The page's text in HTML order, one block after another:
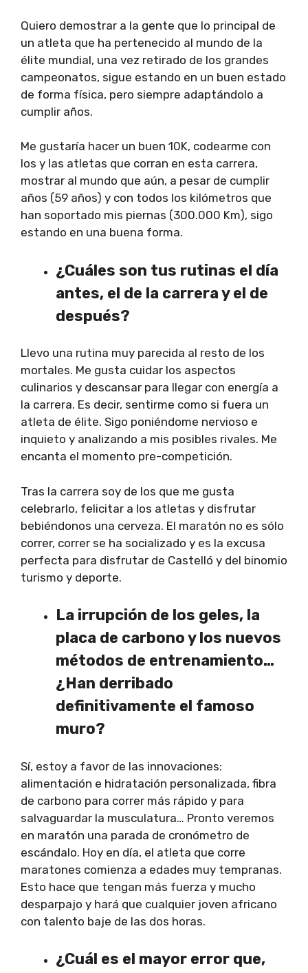
Quiero demostrar a la gente que lo principal de
un atleta que ha pertenecido al mundo de la
élite mundial, una vez retirado de los grandes
campeonatos, sigue estando en un buen estado
de forma física, pero siempre adaptándolo a
cumplir años.
Me gustaría hacer un buen 10K, codearme con
los y las atletas que corran en esta carrera,
mostrar al mundo que aún, a pesar de cumplir
años (59 años) y con todos los kilómetros que
han soportado mis piernas (300.000 Km), sigo
estando en una buena forma.
¿Cuáles son tus rutinas el día
antes, el de la carrera y el de
después?
Llevo una rutina muy parecida al resto de los
mortales. Me gusta cuidar los aspectos
culinarios y descansar para llegar con energía a
la carrera. Es decir, sentirme como si fuera un
atleta de élite. Sigo poniéndome nervioso e
inquieto y analizando a mis posibles rivales. Me
encanta el momento pre-competición.
Tras la carrera soy de los que me gusta
celebrarlo, felicitar a los atletas y disfrutar
bebiéndonos una cerveza. El maratón no es sólo
correr, correr se ha socializado y es la excusa
perfecta para disfrutar de Castelló y del binomio
turismo y deporte.
La irrupción de los geles, la
placa de carbono y los nuevos
métodos de entrenamiento…
¿Han derribado
definitivamente el famoso
muro?
Sí, estoy a favor de las innovaciones:
alimentación e hidratación personalizada, fibra
de carbono para correr más rápido y para
salvaguardar la musculatura… Pronto veremos
en maratón una parada de cronómetro de
escándalo. Hoy en día, el atleta que corre
maratones comienza a edades muy tempranas.
Esto hace que tengan más fuerza y mucho
desparpajo y hará que cualquier joven africano
con talento baje de las dos horas.
¿Cuál es el mayor error que,